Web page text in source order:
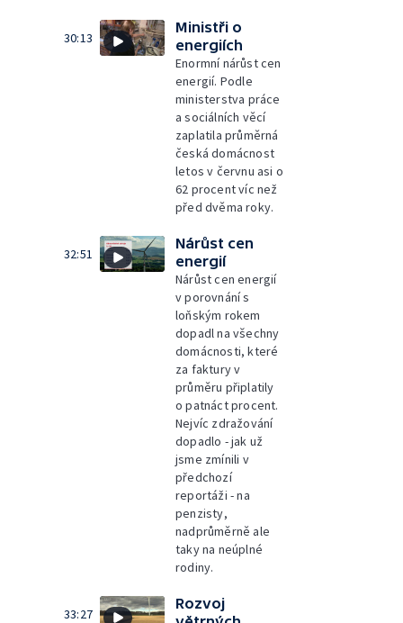
30:13
Ministři o
energiích
Enormní nárůst cen
energií. Podle
ministerstva práce
a sociálních věcí
zaplatila průměrná
česká domácnost
letos v červnu asi o
62 procent víc než
před dvěma roky.
32:51
Nárůst cen
energií
Nárůst cen energií
v porovnání s
loňským rokem
dopadl na všechny
domácnosti, které
za faktury v
průměru připlatily
o patnáct procent.
Nejvíc zdražování
dopadlo - jak už
jsme zmínili v
předchozí
reportáži - na
penzisty,
nadprůměrně ale
taky na neúplné
rodiny.
33:27
Rozvoj